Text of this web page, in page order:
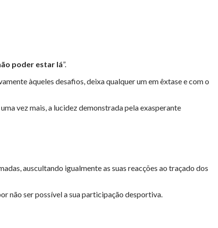
poder estar lá”.
àqueles desafios, deixa qualquer um em êxtase e com o
uma vez mais, a lucidez demonstrada pela exasperante
auscultando igualmente as suas reacções ao traçado dos
não ser possível a sua participação desportiva.